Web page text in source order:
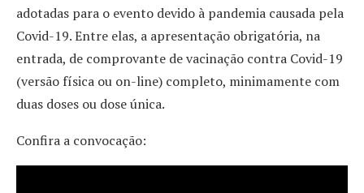
adotadas para o evento devido à pandemia causada pela
Covid-19. Entre elas, a apresentação obrigatória, na
entrada, de comprovante de vacinação contra Covid-19
(versão física ou on-line) completo, minimamente com
duas doses ou dose única.
Confira a convocação: